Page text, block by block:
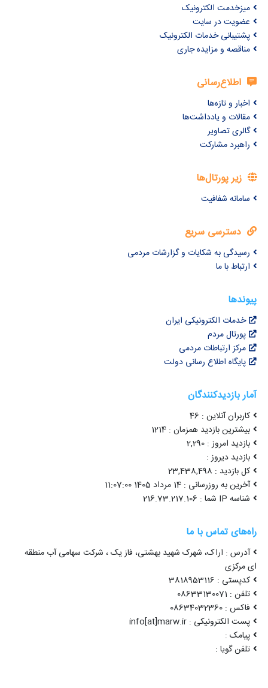
میزخدمت الکترونیک
عضویت در سایت
پشتیبانی خدمات الکترونیک
مناقصه و مزایده جاری
اطلاع‌رسانی
اخبار و تازه‌ها
مقالات و یادداشت‌ها
گالری تصاویر
راهبرد مشارکت
زیر پورتال‌ها
سامانه شفافیت
دسترسی سریع
رسیدگی به شکایات و گزارشات مردمی
ارتباط با ما
پیوندها
خدمات الکترونیکی ایران
پورتال مردم
مرکز ارتباطات مردمی
پایگاه اطلاع رسانی دولت
آمار بازدیدکنندگان
کاربران آنلاین : 46
بیشترین بازدید همزمان : 1214
بازدید امروز : 2,290
بازدید دیروز :
کل بازدید : 23,438,498
آخرین به روزرسانی : 14 مرداد 1405 11:07:00
شناسه IP شما : 216.73.217.106
راه‌های تماس با ما
آدرس : اراک، شهرک شهید بهشتی، فاز یک ، شرکت سهامی آب منطقه
ای مرکزی
کدپستی : 3818953116
تلفن : 08633130071
فاکس : 08634032360
پست الکترونیکی : info[at]marw.ir
پیامک :
تلفن گویا :